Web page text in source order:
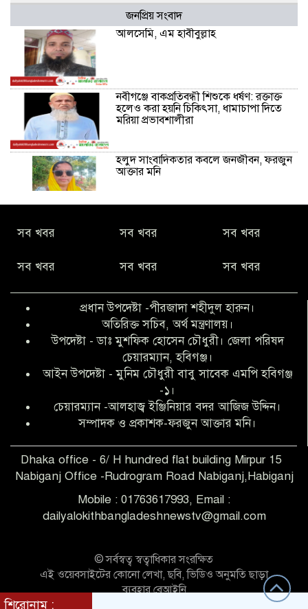
জনপ্রিয় সংবাদ
আলসেমি, এম হাবীবুল্লাহ
নবীগঞ্জে বাকপ্রতিবন্ধী শিশুকে ধর্ষণ: রক্তাক্ত
হলেও করা হয়নি চিকিৎসা, ধামাচাপা দিতে
মরিয়া প্রভাবশালীরা
হলুদ সাংবাদিকতার কবলে জনজীবন, ফরজুন
আক্তার মনি
কিবরিয়া
বৃত্তি পরীক্ষার সুযোগ করে দিলেন প্রধান শিক্ষক
ফারুক মাস্টার
আব্দুল হক তালুকদার ফাউন্ডেশন মানবতার
শিকড় ছুঁই ছুঁই,ফরজুন আক্তার মনি
সিলেট রেঞ্জের শ্রেষ্ঠ ওসি নির্বাচিত হলেন
নবীগঞ্জ থানার ওসি মোনায়েম
‎নবীগঞ্জে এক সাজাপ্রাপ্ত পলাতক আসামি
শিশু ধর্ষণের অভিযোগে অভিযুক্ত গ্রেফতার ১
সব খবর সব খবর সব খবর
সব খবর সব খবর সব খবর
প্রধান উপদেষ্টা -পীরজাদা শহীদুল হারুন।
অতিরিক্ত সচিব, অর্থ মন্ত্রণালয়।
উপদেষ্টা - ডাঃ মুশফিক হোসেন চৌধুরী। জেলা পরিষদ
চেয়ারম্যান, হবিগঞ্জ।
আইন উপদেষ্টা - মুনিম চৌধুরী বাবু সাবেক এমপি হবিগঞ্জ
-১।
চেয়ারম্যান -আলহাজ্ব ইঞ্জিনিয়ার বদর আজিজ উদ্দিন।
সম্পাদক ও প্রকাশক-ফরজুন আক্তার মনি।
Dhaka office - 6/ H hundred flat building Mirpur 15
Nabiganj Office -Rudrogram Road Nabiganj,Habiganj
Mobile : 01763617993, Email :
dailyalokithbangladeshnewstv@gmail.com
শিরোনাম :
© সর্বস্বত্ব স্বত্বাধিকার সংরক্ষিত
এই ওয়েবসাইটের কোনো লেখা, ছবি, ভিডিও অনুমতি ছাড়া
ব্যবহার বেআইনি